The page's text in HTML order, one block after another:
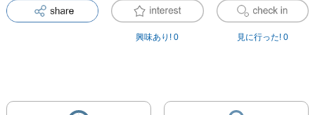
興味あり! 0 見に行った! 0